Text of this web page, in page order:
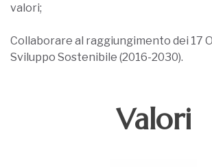
valori;
Collaborare al raggiungimento dei 17
Sviluppo Sostenibile (2016-2030).
Valori